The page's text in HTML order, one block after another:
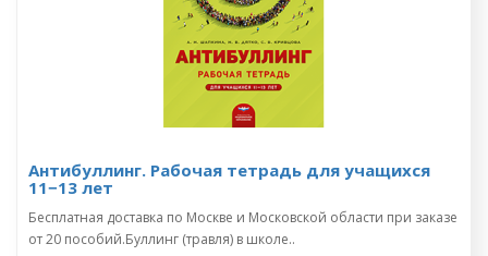
Антибуллинг. Рабочая тетрадь для учащихся
11−13 лет
Бесплатная доставка по Москве и Московской области при заказе
от 20 пособий.Буллинг (травля) в школе..